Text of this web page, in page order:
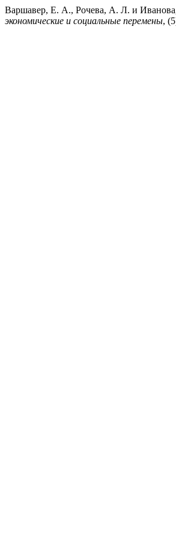
Варшавер, Е. А., Рочева, А. Л. и
экономические и социальные перемены,